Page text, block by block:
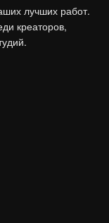
лучших работ.
креаторов,